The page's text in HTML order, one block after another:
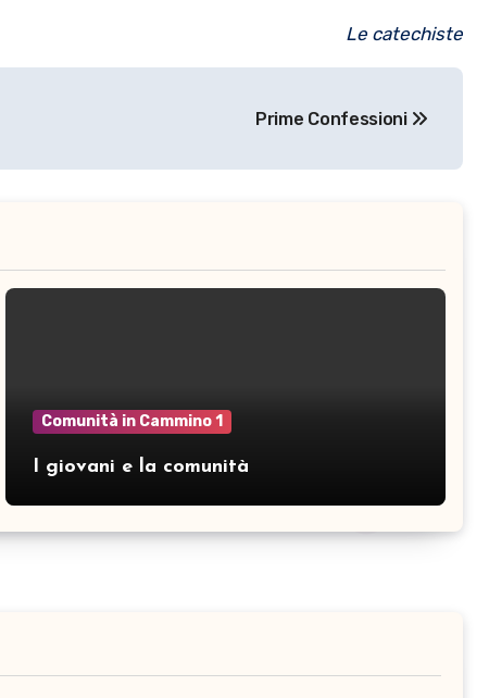
Le catechiste
Prime Confessioni
Comunità in Cammino 1
I giovani e la comunità